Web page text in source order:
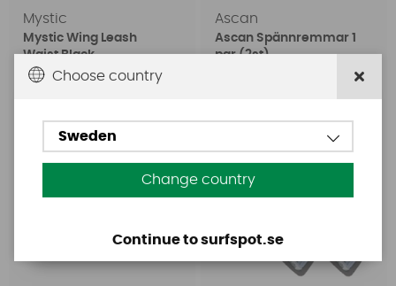
Mystic
Mystic Wing Leash
Waist Black
Ascan
Ascan Spännremmar 1
par (2st)
Choose country
Sweden
Change country
Continue to surfspot.se